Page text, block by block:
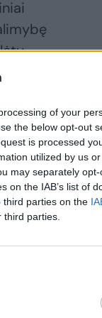
of your
the below opt-out
is processed
utilized by us
may separately
on the IAB’s list of
third parties on the
parties.
ir